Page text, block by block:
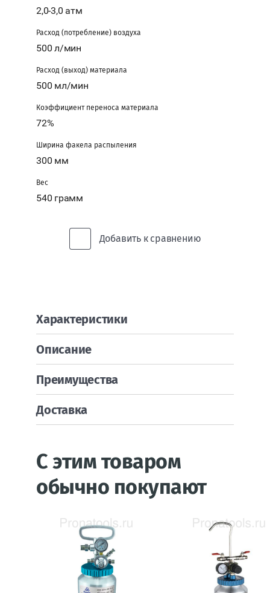
Забыли
пароль?
Регистрация
Добавить к сравнению
2,0-3,0 атм
Расход (потребление) воздуха
500 л/мин
Расход (выход) материала
500 мл/мин
Коэффициент переноса материала
72%
Ширина факела распыления
300 мм
Вес
540 грамм
Характеристики
Описание
Преимущества
Доставка
С этим товаром
обычно покупают